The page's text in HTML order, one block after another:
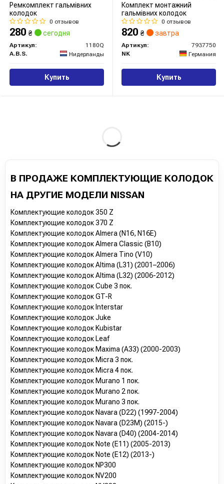
Ремкомплект гальмiвних
колодок
0 отзывов
280 ₴ сегодня
Артикул:
1180Q
A.B.S.
Нидерланды
Купить
Комплект монтажний
гальмівних колодок
0 отзывов
820 ₴ завтра
Артикул:
7937750
NK
Германия
Купить
В ПРОДАЖЕ КОМПЛЕКТУЮЩИЕ КОЛОДОК
НА ДРУГИЕ МОДЕЛИ NISSAN
Комплектующие колодок 350 Z
Комплектующие колодок 370 Z
Комплектующие колодок Almera (N16, N16E)
Комплектующие колодок Almera Classic (B10)
Комплектующие колодок Almera Tino (V10)
Комплектующие колодок Altima (L31) (2001–2006)
Комплектующие колодок Altima (L32) (2006-2012)
Комплектующие колодок Cube 3 пок.
Комплектующие колодок GT-R
Комплектующие колодок Interstar
Комплектующие колодок Juke
Комплектующие колодок Kubistar
Комплектующие колодок Leaf
Комплектующие колодок Maxima (A33) (2000-2003)
Комплектующие колодок Micra 3 пок.
Комплектующие колодок Micra 4 пок.
Комплектующие колодок Murano 1 пок.
Комплектующие колодок Murano 2 пок.
Комплектующие колодок Murano 3 пок.
Комплектующие колодок Navara (D22) (1997-2004)
Комплектующие колодок Navara (D23M) (2015-)
Комплектующие колодок Navara (D40) (2004-2014)
Комплектующие колодок Note (E11) (2005-2013)
Комплектующие колодок Note (E12) (2013-)
Комплектующие колодок NP300
Комплектующие колодок NV200